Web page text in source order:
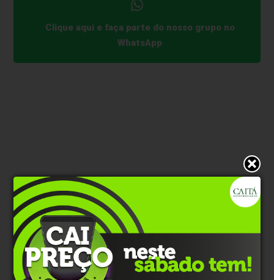
Clique aqui e faça parte do nosso grupo no
WhatsApp